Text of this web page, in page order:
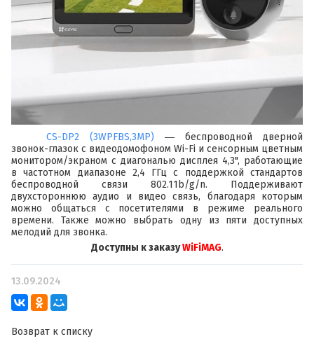
CS-DP2 (3WPFBS,3MP) ― беспроводной дверной
звонок-глазок с видеодомофоном Wi-Fi и сенсорным цветным
монитором/экраном с диагональю дисплея 4,3", работающие
в частотном диапазоне 2,4 ГГц с поддержкой стандартов
беспроводной связи 802.11b/g/n. Поддерживают
двухстороннюю аудио и видео связь, благодаря которым
можно общаться с посетителями в режиме реального
времени. Также можно выбрать одну из пяти доступных
мелодий для звонка.
Доступны к заказуWiFiMAG.
13.09.2024
Возврат к списку